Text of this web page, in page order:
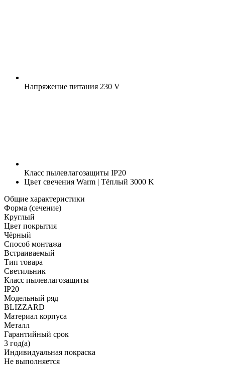
Напряжение питания 230 V
Класс пылевлагозащиты IP20
Цвет свечения Warm | Тёплый 3000 K
Общие характеристики
Форма (сечение)
Круглый
Цвет покрытия
Чёрный
Способ монтажа
Встраиваемый
Тип товара
Светильник
Класс пылевлагозащиты
IP20
Модельный ряд
BLIZZARD
Материал корпуса
Металл
Гарантийный срок
3 год(а)
Индивидуальная покраска
Не выполняется